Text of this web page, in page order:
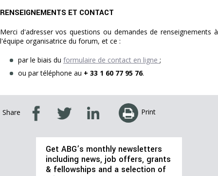
RENSEIGNEMENTS ET CONTACT
Merci d'adresser vos questions ou demandes de renseignements à
l'équipe organisatrice du forum, et ce :
par le biais du formulaire de contact en ligne ;
ou par téléphone au + 33 1 60 77 95 76.
Share Print
Get ABG’s monthly newsletters
including news, job offers, grants
& fellowships and a selection of